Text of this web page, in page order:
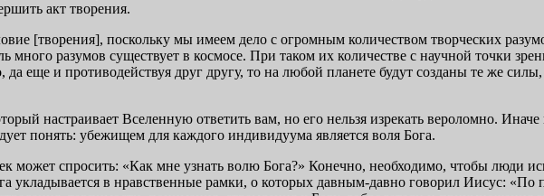
акт творения.
[творения], поскольку мы имеем дело с огромным количеством творческих
много разумов существует в космосе. При таком их количестве с научной точки
да еще и противодействуя друг другу, то на любой планете будут созданы те же
настраивает Вселенную ответить вам, но его нельзя изрекать вероломно.
понять: убежищем для каждого индивидуума является воля Бога.
спросить: «Как мне узнать волю Бога?» Конечно, необходимо, чтобы люди
укладывается в нравственные рамки, о которых давным-давно говорил Иисус: «По